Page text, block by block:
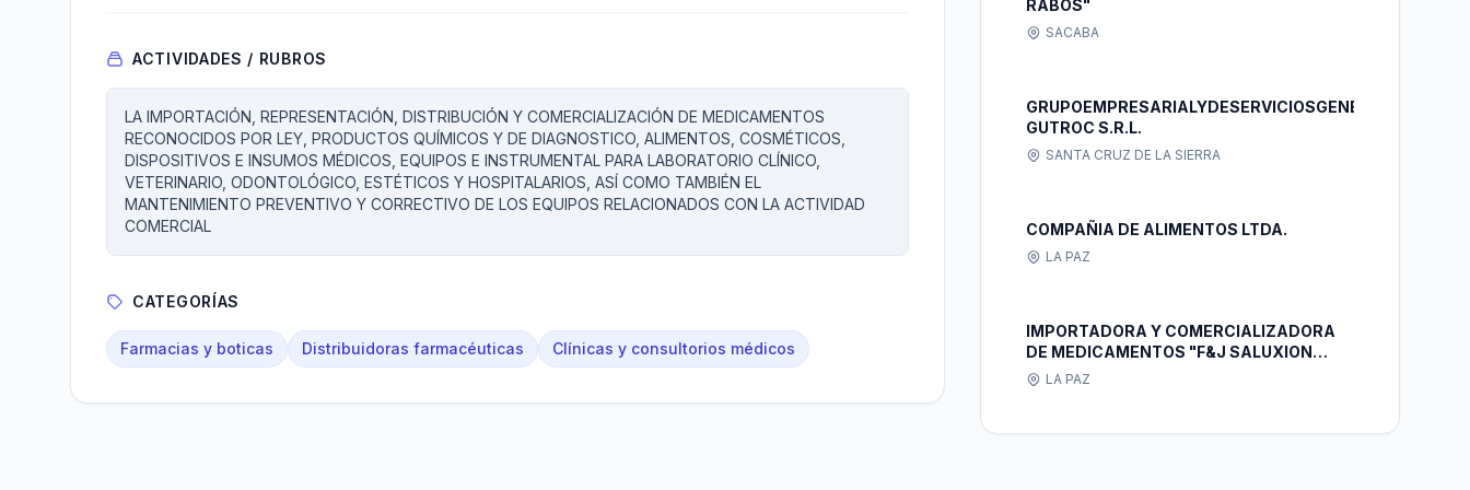
ACTIVIDADES / RUBROS
LA IMPORTACIÓN, REPRESENTACIÓN, DISTRIBUCIÓN Y COMERCIALIZACIÓN DE MEDICAMENTOS
RECONOCIDOS POR LEY, PRODUCTOS QUÍMICOS Y DE DIAGNOSTICO, ALIMENTOS, COSMÉTICOS,
DISPOSITIVOS E INSUMOS MÉDICOS, EQUIPOS E INSTRUMENTAL PARA LABORATORIO CLÍNICO,
VETERINARIO, ODONTOLÓGICO, ESTÉTICOS Y HOSPITALARIOS, ASÍ COMO TAMBIÉN EL
MANTENIMIENTO PREVENTIVO Y CORRECTIVO DE LOS EQUIPOS RELACIONADOS CON LA ACTIVIDAD
COMERCIAL
CATEGORÍAS
Farmacias y boticas Distribuidoras farmacéuticas Clínicas y consultorios médicos
RABOS"
SACABA
GRUPOEMPRESARIALYDESERVICIOSGENERALES
GUTROC S.R.L.
SANTA CRUZ DE LA SIERRA
COMPAÑIA DE ALIMENTOS LTDA.
LA PAZ
IMPORTADORA Y COMERCIALIZADORA
DE MEDICAMENTOS "F&J SALUXION
PHARMA" S.R.L.
LA PAZ